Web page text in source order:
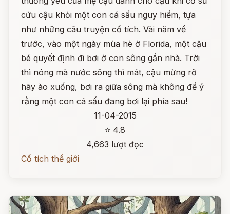
cứu cậu khỏi một con cá sấu nguy hiểm, tựa
như những câu truyện cổ tích. Vài năm về
trước, vào một ngày mùa hè ở Florida, một cậu
bé quyết định đi bơi ở con sông gần nhà. Trời
thì nóng mà nước sông thì mát, cậu mừng rỡ
hãy ào xuống, bơi ra giữa sông mà không để ý
rằng một con cá sấu đang bơi lại phía sau!
11-04-2015
⭐ 4.8
4,663 lượt đọc
Cổ tích thế giới